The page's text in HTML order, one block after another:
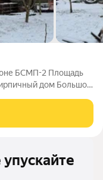
БСМП-2 Площадь
дом Большой
жилые